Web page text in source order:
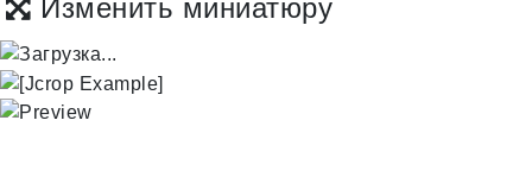
Изменить миниатюру